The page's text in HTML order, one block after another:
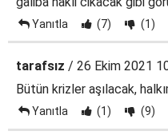
Yanıtla (7) (1)
tarafsız / 26 Ekim 2021
Bütün krizler aşılacak,
Yanıtla (1) (9)